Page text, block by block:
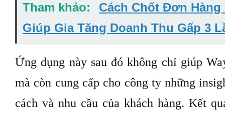
Tham khảo:
Cách Chốt Đơn
Giúp Gia Tăng Doanh Thu Gấp 3
Ứng dụng này sau đó không chỉ giúp
mà còn cung cấp cho công ty những
cách và nhu cầu của khách hàng. Kết